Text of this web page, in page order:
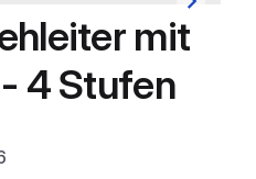
mit
4 Stufen